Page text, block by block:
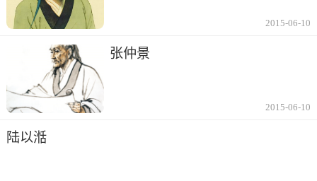
2015-06-10
张仲景
2015-06-10
陆以湉